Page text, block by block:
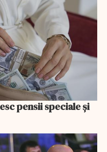
pensii speciale și